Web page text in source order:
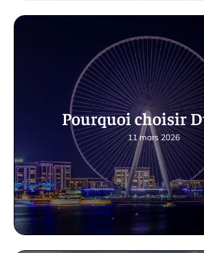
Pourquoi choisir
11 mars 2026